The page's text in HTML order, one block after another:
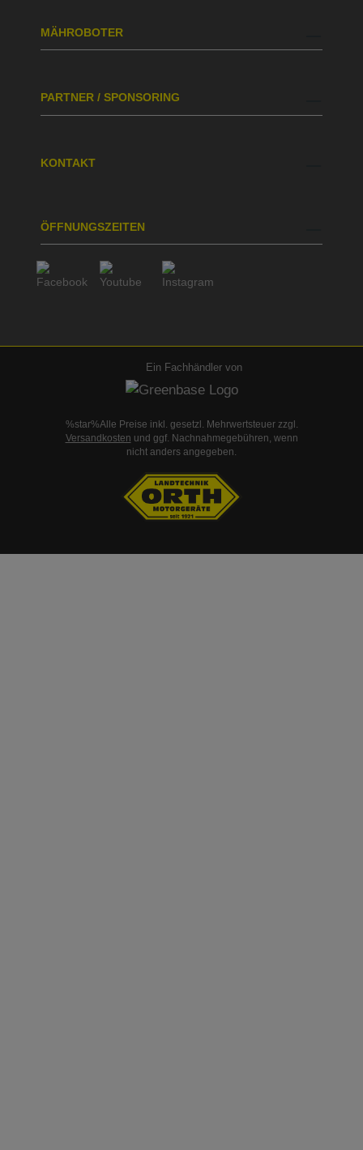
MÄHROBOTER
PARTNER / SPONSORING
KONTAKT
ÖFFNUNGSZEITEN
Ein Fachhändler von
%star%Alle Preise inkl. gesetzl. Mehrwertsteuer zzgl.
Versandkosten und ggf. Nachnahmegebühren, wenn
nicht anders angegeben.